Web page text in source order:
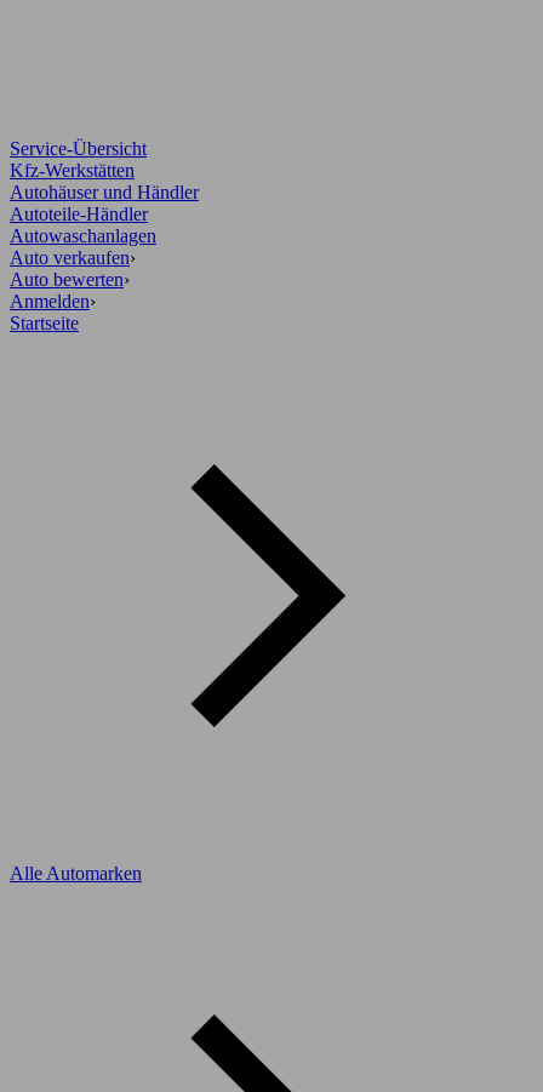
Service-Übersicht
Kfz-Werkstätten
Autohäuser und Händler
Autoteile-Händler
Autowaschanlagen
Auto verkaufen›
Auto bewerten›
Anmelden›
Startseite
Alle Automarken